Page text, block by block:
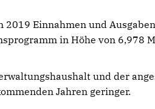
Einnahmen und
in Höhe von 6,978
und der
Jahren geringer.